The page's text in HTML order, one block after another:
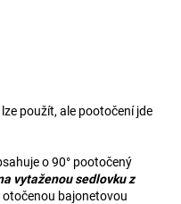
použít, ale pootočení jde
o 90° pootočený
vytaženou sedlovku z
otočenou bajonetovou